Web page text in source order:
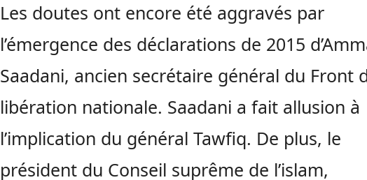
Les doutes ont encore été aggravés par
l’émergence des déclarations de 2015
Saadani, ancien secrétaire général du Front
libération nationale. Saadani a fait allusion à
l’implication du général Tawfiq. De plus, le
président du Conseil suprême de l’islam,